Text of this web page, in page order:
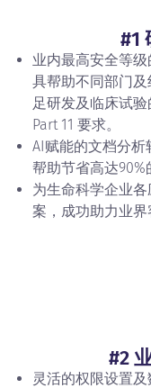
#1
业内最高安全等
具帮助不同部门
足研发及临床试验
Part 11 要求。
AI赋能的文档分析
帮助节省高达90%
为生命科学企业
案，成功助力业界
#2
灵活的权限设置